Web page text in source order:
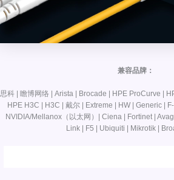
兼容品牌：
思科 | 瞻博网络 | Arista | Brocade | HPE ProCurve |
HPE H3C | H3C | 戴尔 | Extreme | HW | Generic |
NVIDIA/Mellanox（以太网）| Ciena | Fortinet |
Link | F5 | Ubiquiti | Mikrotik |